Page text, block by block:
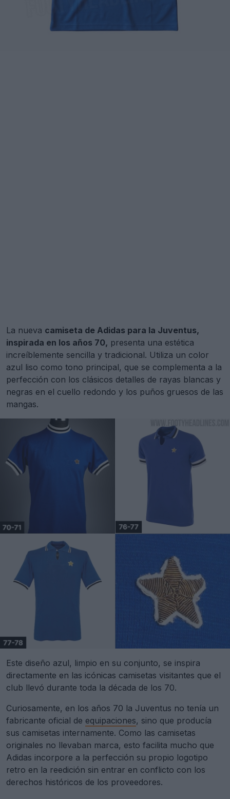
La nueva camiseta de Adidas para la Juventus,
inspirada en los años 70, presenta una estética
increíblemente sencilla y tradicional. Utiliza un color
azul liso como tono principal, que se complementa a la
perfección con los clásicos detalles de rayas blancas y
negras en el cuello redondo y los puños gruesos de las
mangas.
Este diseño azul, limpio en su conjunto, se inspira
directamente en las icónicas camisetas visitantes que el
club llevó durante toda la década de los 70.
Curiosamente, en los años 70 la Juventus no tenía un
fabricante oficial de equipaciones, sino que producía
sus camisetas internamente. Como las camisetas
originales no llevaban marca, esto facilita mucho que
Adidas incorpore a la perfección su propio logotipo
retro en la reedición sin entrar en conflicto con los
derechos históricos de los proveedores.